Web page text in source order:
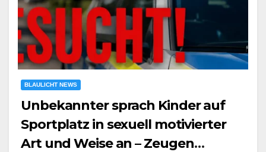
BLAULICHT NEWS
Unbekannter sprach Kinder auf
Sportplatz in sexuell motivierter
Art und Weise an – Zeugen